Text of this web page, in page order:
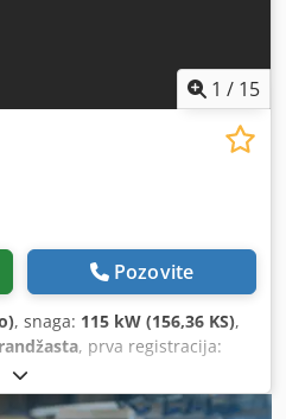
1 / 15
Pozovite
, snaga: 115 kW (156,36 KS),
, prva registracija:
2012